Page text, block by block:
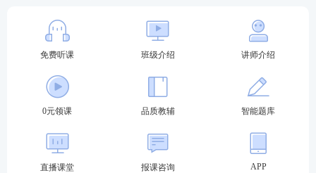
报考关注：【 法考主观题报名时间
法考报考信息
】
资料：【 免费领《内部讲义》包邮 】【法考备考
资料免费下载
免费听课 班级介绍 讲师介绍
0元领课 品质教辅 智能题库
直播课堂 报课咨询 APP